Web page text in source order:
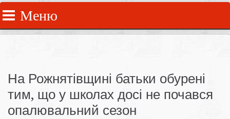
Меню
На Рожнятівщині батьки обурені
тим, що у школах досі не почався
опалювальний сезон